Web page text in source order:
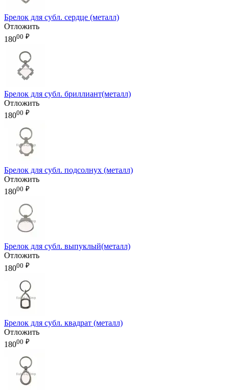
Брелок для субл. сердце (металл)
Отложить
18000 ₽
Брелок для субл. бриллиант(металл)
Отложить
18000 ₽
Брелок для субл. подсолнух (металл)
Отложить
18000 ₽
Брелок для субл. выпуклый(металл)
Отложить
18000 ₽
Брелок для субл. квадрат (металл)
Отложить
18000 ₽